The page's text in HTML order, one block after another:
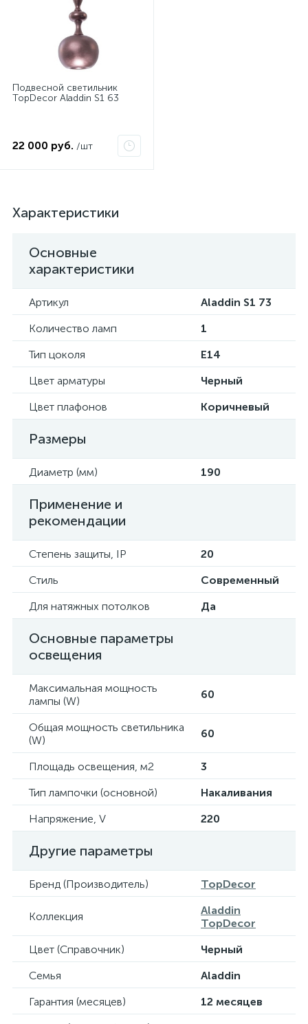
Подвесной светильник
TopDecor Aladdin S1 63
22 000 руб. /шт
Характеристики
Основные
характеристики
Артикул
Aladdin S1 73
Количество ламп
1
Тип цоколя
E14
Цвет арматуры
Черный
Цвет плафонов
Коричневый
Размеры
Диаметр (мм) 190
Применение и
рекомендации
Степень защиты, IP
20
Стиль
Современный
Для натяжных потолков
Да
Основные параметры
освещения
Максимальная мощность
лампы (W)
60
Общая мощность светильника
(W)
60
Площадь освещения, м2
3
Тип лампочки (основной)
Накаливания
Напряжение, V
220
Другие параметры
Бренд (Производитель) TopDecor
Коллекция
Aladdin
TopDecor
Цвет (Справочник)
Черный
Семья
Aladdin
Гарантия (месяцев)
12 месяцев